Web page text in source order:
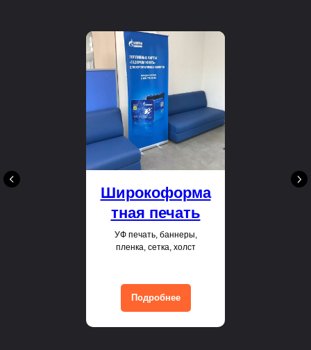
Широкоформа
тная печать
УФ печать, баннеры,
пленка, сетка, холст
Подробнее